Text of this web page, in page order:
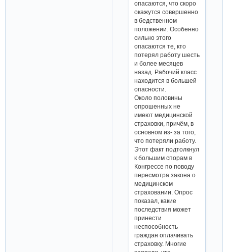
опасаются, что скоро
окажутся совершенно
в бедственном
положении. Особенно
сильно этого
опасаются те, кто
потерял работу шесть
и более месяцев
назад. Рабочий класс
находится в большей
опасности.
Около половины
опрошенных не
имеют медицинской
страховки, причём, в
основном из- за того,
что потеряли работу.
Этот факт подтолкнул
к большим спорам в
Конгрессе по поводу
пересмотра закона о
медицинском
страховании. Опрос
показал, какие
последствия может
принести
неспособность
граждан оплачивать
страховку. Многие